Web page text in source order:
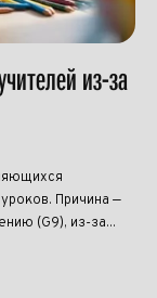
из-за
Причина —
(G9), из-за...